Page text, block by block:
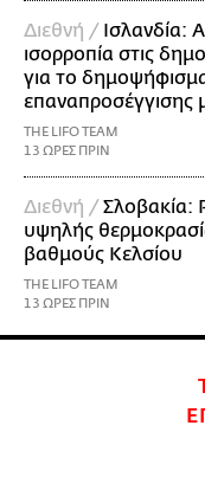
Διεθνή / Ισλανδία:
ισορροπία στις
για το
επαναπροσέγγισης
THE LIFO TEAM
13 ΩΡΕΣ ΠΡΙΝ
Διεθνή /Σλοβακία:
υψηλής
βαθμούς Κελσίου
THE LIFO TEAM
13 ΩΡΕΣ ΠΡΙΝ